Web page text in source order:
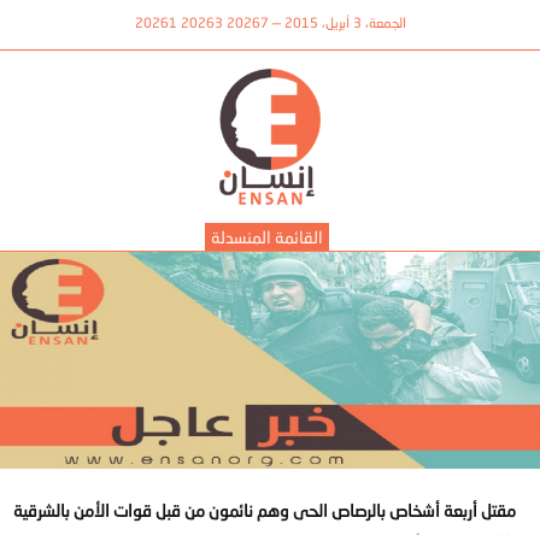
الجمعة، 3 أبريل، 2015 — 20267 20263 20261
القائمة المنسدلة
مقتل أربعة أشخاص بالرصاص الحى وهم نائمون من قبل قوات الأمن بالشرقية